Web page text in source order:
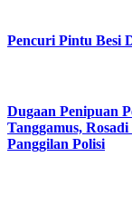
Pencuri Pintu Besi
Dugaan Penipuan
Tanggamus,
Panggilan Polisi